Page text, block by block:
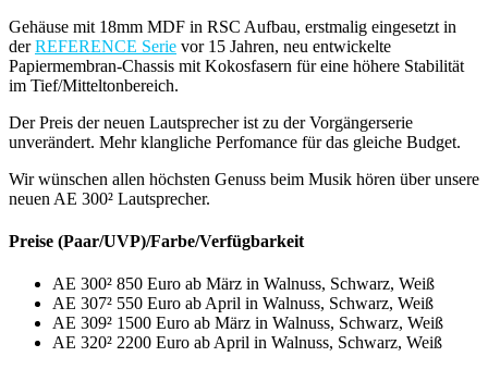
Gehäuse mit 18mm MDF in RSC Aufbau, erstmalig eingesetzt in
derREFERENCE Serie vor 15 Jahren, neu entwickelte
Papiermembran-Chassis mit Kokosfasern für eine höhere Stabilität
im Tief/Mitteltonbereich.
Der Preis der neuen Lautsprecher ist zu der Vorgängerserie
unverändert. Mehr klangliche Perfomance für das gleiche Budget.
Wir wünschen allen höchsten Genuss beim Musik hören über unsere
neuen AE 300² Lautsprecher.
Preise (Paar/UVP)/Farbe/Verfügbarkeit
AE 300² 850 Euro ab März in Walnuss, Schwarz, Weiß
AE 307² 550 Euro ab April in Walnuss, Schwarz, Weiß
AE 309² 1500 Euro ab März in Walnuss, Schwarz, Weiß
AE 320² 2200 Euro ab April in Walnuss, Schwarz, Weiß